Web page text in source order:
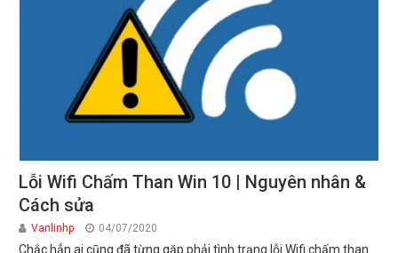
Lỗi Wifi Chấm Than Win 10 | Nguyên nhân &
Cách sửa
Vanlinhp 04/07/2020
Chắc hẳn ai cũng đã từng gặp phải tình trạng lỗi Wifi chấm than